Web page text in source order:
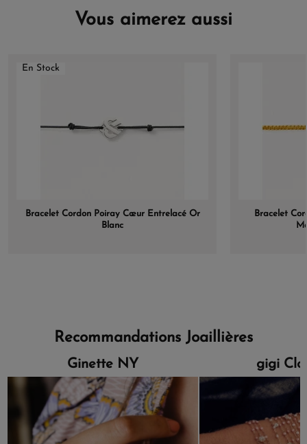
Vous aimerez aussi
En Stock
Bracelet Cordon Poiray Cœur Entrelacé Or
Blanc
Bracelet
Recommandations Joaillières
Ginette NY gigi